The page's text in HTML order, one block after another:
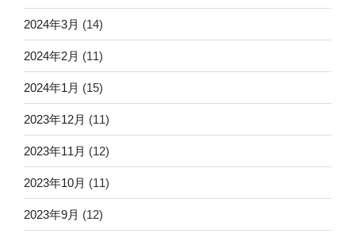
2024年3月 (14)
2024年2月 (11)
2024年1月 (15)
2023年12月 (11)
2023年11月 (12)
2023年10月 (11)
2023年9月 (12)